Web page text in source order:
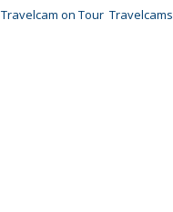
Travelcam on Tour Travelcams